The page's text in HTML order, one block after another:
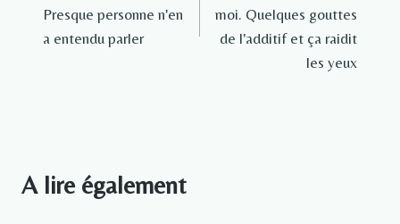
l’article
Presque personne n'en
a entendu parler
moi. Quelques gouttes
de l'additif et ça raidit
les yeux
A lire également